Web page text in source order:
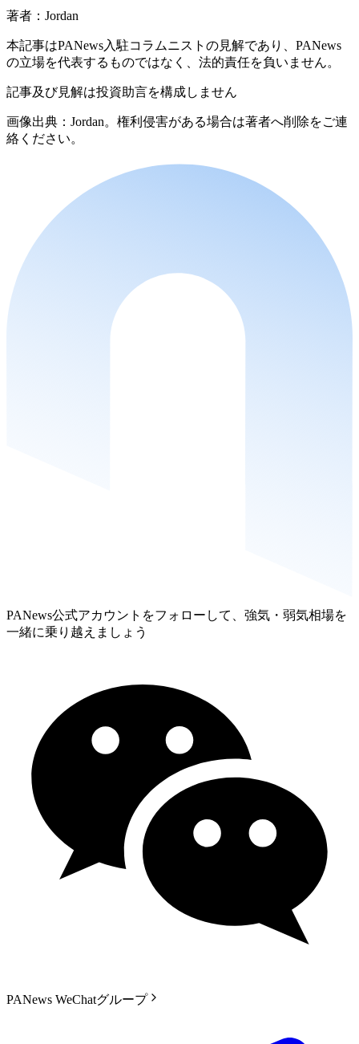
著者：Jordan
本記事はPANews入駐コラムニストの見解であり、PANews
の立場を代表するものではなく、法的責任を負いません。
記事及び見解は投資助言を構成しません
画像出典：Jordan。権利侵害がある場合は著者へ削除をご連
絡ください。
PANews公式アカウントをフォローして、強気・弱気相場を
一緒に乗り越えましょう
PANews WeChatグループ